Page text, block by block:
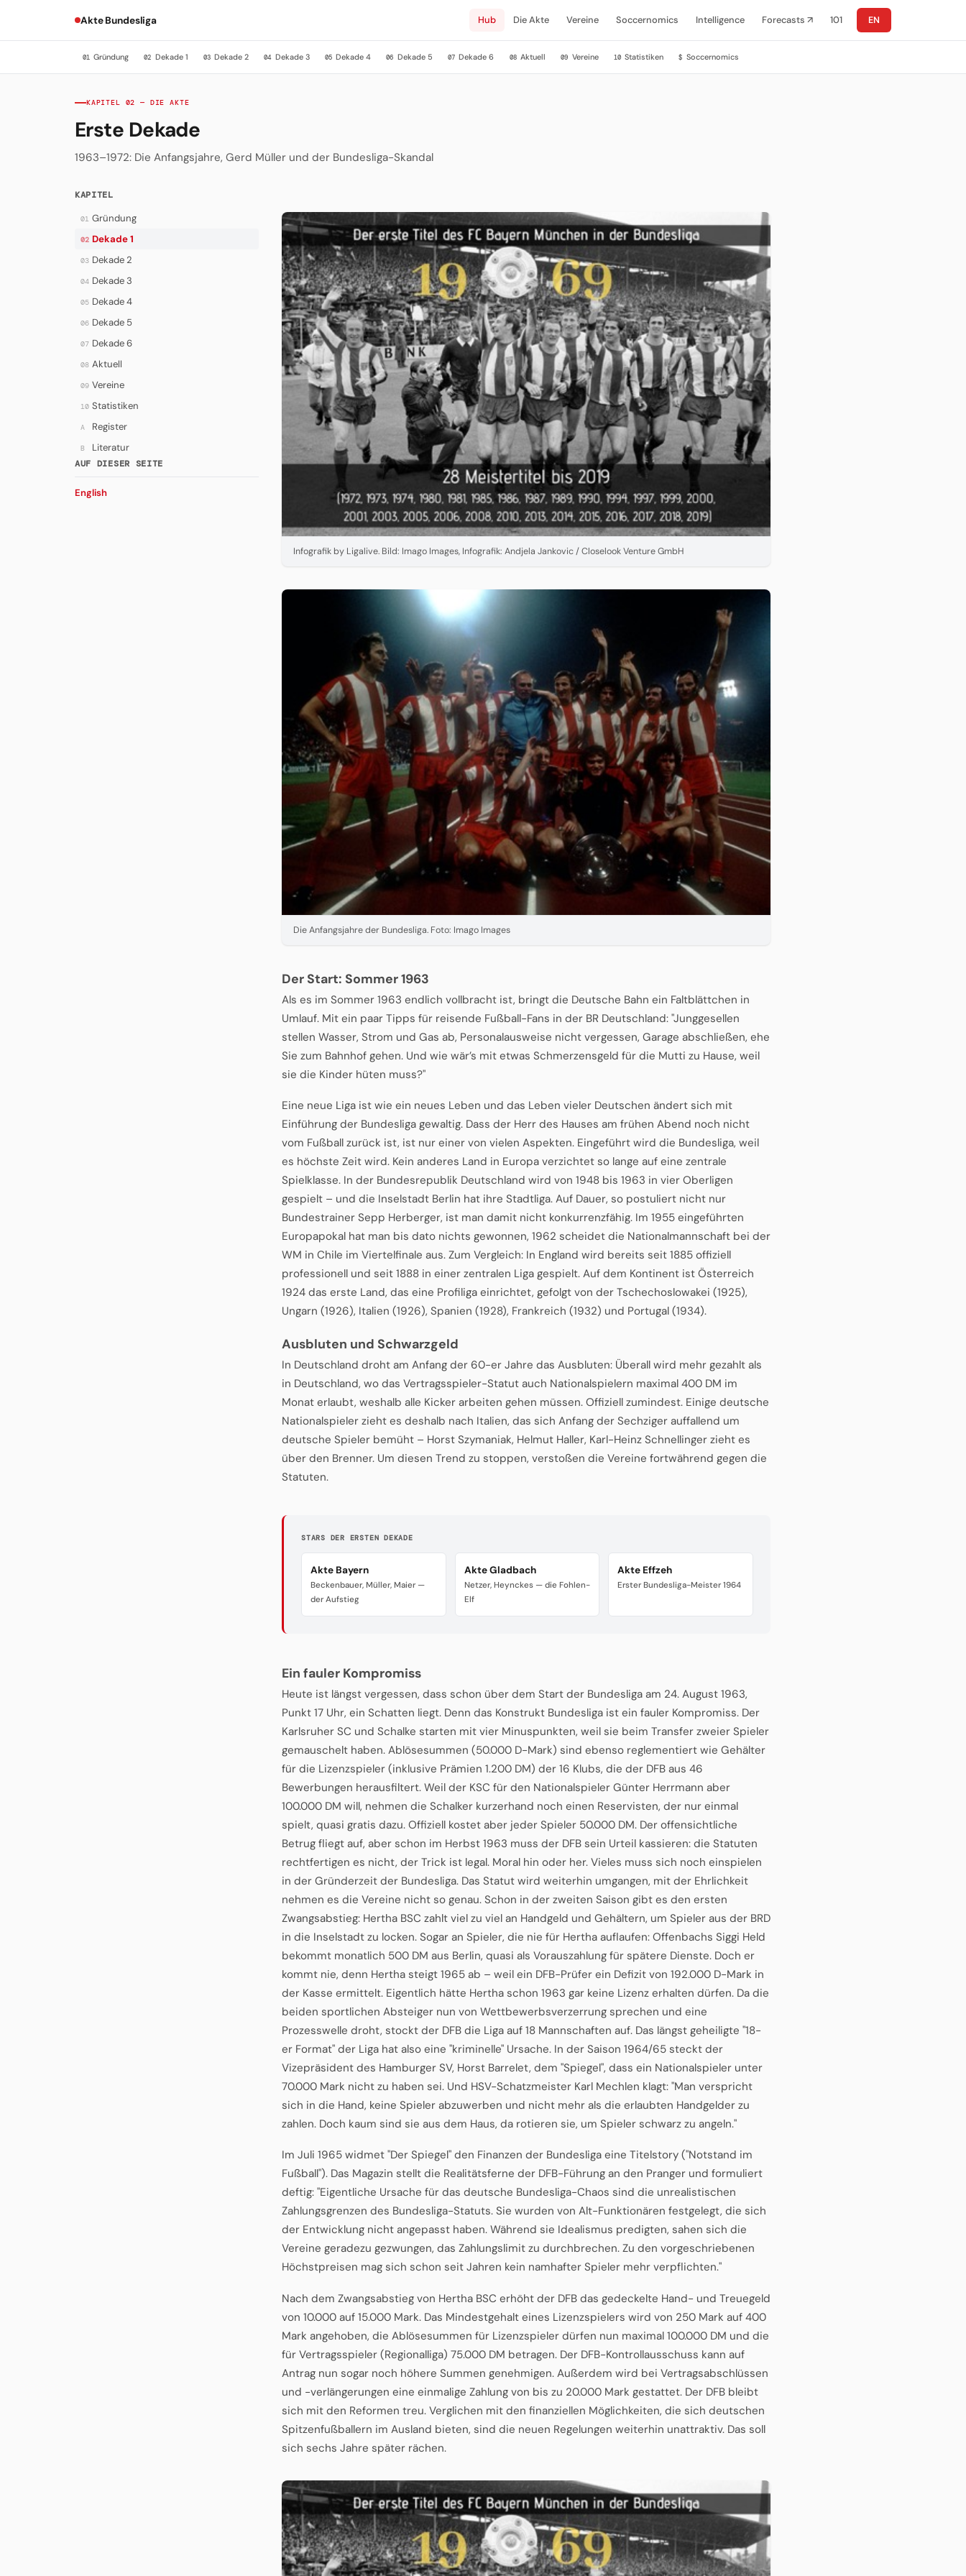
Akte Bundesliga Hub Die Akte Vereine Soccernomics Intelligence Forecasts ↗ 101 EN
01 Gründung 02 Dekade 1 03 Dekade 2 04 Dekade 3 05 Dekade 4 06 Dekade 5 07 Dekade 6 08 Aktuell 09 Vereine 10 Statistiken $ Soccernomics
KAPITEL 02 — DIE AKTE
Erste Dekade
1963–1972: Die Anfangsjahre, Gerd Müller und der Bundesliga-Skandal
KAPITEL
01 Gründung
02 Dekade 1
03 Dekade 2
04 Dekade 3
05 Dekade 4
06 Dekade 5
07 Dekade 6
08 Aktuell
09 Vereine
10 Statistiken
A Register
B Literatur
AUF DIESER SEITE
English
Infografik by Ligalive. Bild: Imago Images, Infografik: Andjela Jankovic / Closelook Venture GmbH
Die Anfangsjahre der Bundesliga. Foto: Imago Images
Der Start: Sommer 1963
Als es im Sommer 1963 endlich vollbracht ist, bringt die Deutsche Bahn ein Faltblättchen in
Umlauf. Mit ein paar Tipps für reisende Fußball-Fans in der BR Deutschland: "Junggesellen
stellen Wasser, Strom und Gas ab, Personalausweise nicht vergessen, Garage abschließen, ehe
Sie zum Bahnhof gehen. Und wie wär’s mit etwas Schmerzensgeld für die Mutti zu Hause, weil
sie die Kinder hüten muss?"
Eine neue Liga ist wie ein neues Leben und das Leben vieler Deutschen ändert sich mit
Einführung der Bundesliga gewaltig. Dass der Herr des Hauses am frühen Abend noch nicht
vom Fußball zurück ist, ist nur einer von vielen Aspekten. Eingeführt wird die Bundesliga, weil
es höchste Zeit wird. Kein anderes Land in Europa verzichtet so lange auf eine zentrale
Spielklasse. In der Bundesrepublik Deutschland wird von 1948 bis 1963 in vier Oberligen
gespielt – und die Inselstadt Berlin hat ihre Stadtliga. Auf Dauer, so postuliert nicht nur
Bundestrainer Sepp Herberger, ist man damit nicht konkurrenzfähig. Im 1955 eingeführten
Europapokal hat man bis dato nichts gewonnen, 1962 scheidet die Nationalmannschaft bei der
WM in Chile im Viertelfinale aus. Zum Vergleich: In England wird bereits seit 1885 offiziell
professionell und seit 1888 in einer zentralen Liga gespielt. Auf dem Kontinent ist Österreich
1924 das erste Land, das eine Profiliga einrichtet, gefolgt von der Tschechoslowakei (1925),
Ungarn (1926), Italien (1926), Spanien (1928), Frankreich (1932) und Portugal (1934).
Ausbluten und Schwarzgeld
In Deutschland droht am Anfang der 60-er Jahre das Ausbluten: Überall wird mehr gezahlt als
in Deutschland, wo das Vertragsspieler-Statut auch Nationalspielern maximal 400 DM im
Monat erlaubt, weshalb alle Kicker arbeiten gehen müssen. Offiziell zumindest. Einige deutsche
Nationalspieler zieht es deshalb nach Italien, das sich Anfang der Sechziger auffallend um
deutsche Spieler bemüht – Horst Szymaniak, Helmut Haller, Karl-Heinz Schnellinger zieht es
über den Brenner. Um diesen Trend zu stoppen, verstoßen die Vereine fortwährend gegen die
Statuten.
STARS DER ERSTEN DEKADE
Akte Bayern
Beckenbauer, Müller, Maier —
der Aufstieg
Akte Gladbach
Netzer, Heynckes — die Fohlen-
Elf
Akte Effzeh
Erster Bundesliga-Meister 1964
Ein fauler Kompromiss
Heute ist längst vergessen, dass schon über dem Start der Bundesliga am 24. August 1963,
Punkt 17 Uhr, ein Schatten liegt. Denn das Konstrukt Bundesliga ist ein fauler Kompromiss. Der
Karlsruher SC und Schalke starten mit vier Minuspunkten, weil sie beim Transfer zweier Spieler
gemauschelt haben. Ablösesummen (50.000 D-Mark) sind ebenso reglementiert wie Gehälter
für die Lizenzspieler (inklusive Prämien 1.200 DM) der 16 Klubs, die der DFB aus 46
Bewerbungen herausfiltert. Weil der KSC für den Nationalspieler Günter Herrmann aber
100.000 DM will, nehmen die Schalker kurzerhand noch einen Reservisten, der nur einmal
spielt, quasi gratis dazu. Offiziell kostet aber jeder Spieler 50.000 DM. Der offensichtliche
Betrug fliegt auf, aber schon im Herbst 1963 muss der DFB sein Urteil kassieren: die Statuten
rechtfertigen es nicht, der Trick ist legal. Moral hin oder her. Vieles muss sich noch einspielen
in der Gründerzeit der Bundesliga. Das Statut wird weiterhin umgangen, mit der Ehrlichkeit
nehmen es die Vereine nicht so genau. Schon in der zweiten Saison gibt es den ersten
Zwangsabstieg: Hertha BSC zahlt viel zu viel an Handgeld und Gehältern, um Spieler aus der BRD
in die Inselstadt zu locken. Sogar an Spieler, die nie für Hertha auflaufen: Offenbachs Siggi Held
bekommt monatlich 500 DM aus Berlin, quasi als Vorauszahlung für spätere Dienste. Doch er
kommt nie, denn Hertha steigt 1965 ab – weil ein DFB-Prüfer ein Defizit von 192.000 D-Mark in
der Kasse ermittelt. Eigentlich hätte Hertha schon 1963 gar keine Lizenz erhalten dürfen. Da die
beiden sportlichen Absteiger nun von Wettbewerbsverzerrung sprechen und eine
Prozesswelle droht, stockt der DFB die Liga auf 18 Mannschaften auf. Das längst geheiligte "18-
er Format" der Liga hat also eine "kriminelle" Ursache. In der Saison 1964/65 steckt der
Vizepräsident des Hamburger SV, Horst Barrelet, dem "Spiegel", dass ein Nationalspieler unter
70.000 Mark nicht zu haben sei. Und HSV-Schatzmeister Karl Mechlen klagt: "Man verspricht
sich in die Hand, keine Spieler abzuwerben und nicht mehr als die erlaubten Handgelder zu
zahlen. Doch kaum sind sie aus dem Haus, da rotieren sie, um Spieler schwarz zu angeln."
Im Juli 1965 widmet "Der Spiegel" den Finanzen der Bundesliga eine Titelstory ("Notstand im
Fußball"). Das Magazin stellt die Realitätsferne der DFB-Führung an den Pranger und formuliert
deftig: "Eigentliche Ursache für das deutsche Bundesliga-Chaos sind die unrealistischen
Zahlungsgrenzen des Bundesliga-Statuts. Sie wurden von Alt-Funktionären festgelegt, die sich
der Entwicklung nicht angepasst haben. Während sie Idealismus predigten, sahen sich die
Vereine geradezu gezwungen, das Zahlungslimit zu durchbrechen. Zu den vorgeschriebenen
Höchstpreisen mag sich schon seit Jahren kein namhafter Spieler mehr verpflichten."
Nach dem Zwangsabstieg von Hertha BSC erhöht der DFB das gedeckelte Hand- und Treuegeld
von 10.000 auf 15.000 Mark. Das Mindestgehalt eines Lizenzspielers wird von 250 Mark auf 400
Mark angehoben, die Ablösesummen für Lizenzspieler dürfen nun maximal 100.000 DM und die
für Vertragsspieler (Regionalliga) 75.000 DM betragen. Der DFB-Kontrollausschuss kann auf
Antrag nun sogar noch höhere Summen genehmigen. Außerdem wird bei Vertragsabschlüssen
und -verlängerungen eine einmalige Zahlung von bis zu 20.000 Mark gestattet. Der DFB bleibt
sich mit den Reformen treu. Verglichen mit den finanziellen Möglichkeiten, die sich deutschen
Spitzenfußballern im Ausland bieten, sind die neuen Regelungen weiterhin unattraktiv. Das soll
sich sechs Jahre später rächen.